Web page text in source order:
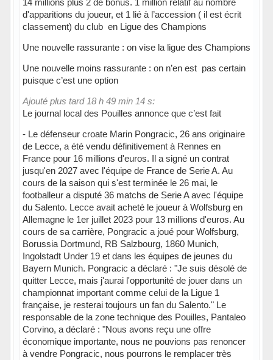
14 millions plus 2 de bonus. 1 million relatif au nombre
d'apparitions du joueur, et 1 lié à l’accession ( il est écrit
classement) du club en Ligue des Champions
Une nouvelle rassurante : on vise la ligue des Champions
Une nouvelle moins rassurante : on n’en est pas certain
puisque c’est une option
Ajouté plus tard 18 h 49 min 14 s:
Le journal local des Pouilles annonce que c’est fait
- Le défenseur croate Marin Pongracic, 26 ans originaire
de Lecce, a été vendu définitivement à Rennes en
France pour 16 millions d'euros. Il a signé un contrat
jusqu'en 2027 avec l'équipe de France de Serie A. Au
cours de la saison qui s'est terminée le 26 mai, le
footballeur a disputé 36 matchs de Serie A avec l'équipe
du Salento. Lecce avait acheté le joueur à Wolfsburg en
Allemagne le 1er juillet 2023 pour 13 millions d'euros. Au
cours de sa carrière, Pongracic a joué pour Wolfsburg,
Borussia Dortmund, RB Salzbourg, 1860 Munich,
Ingolstadt Under 19 et dans les équipes de jeunes du
Bayern Munich. Pongracic a déclaré : "Je suis désolé de
quitter Lecce, mais j'aurai l'opportunité de jouer dans un
championnat important comme celui de la Ligue 1
française, je resterai toujours un fan du Salento." Le
responsable de la zone technique des Pouilles, Pantaleo
Corvino, a déclaré : "Nous avons reçu une offre
économique importante, nous ne pouvions pas renoncer
à vendre Pongracic, nous pourrons le remplacer très